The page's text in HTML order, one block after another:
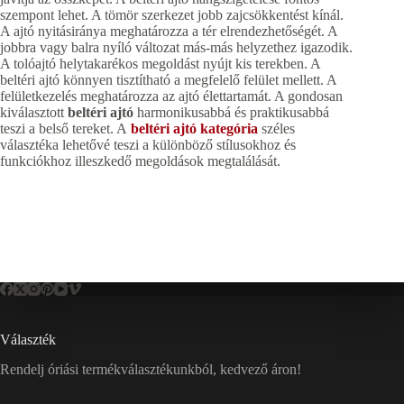
szempont lehet. A tömör szerkezet jobb zajcsökkentést kínál.
A ajtó nyitásiránya meghatározza a tér elrendezhetőségét. A
jobbra vagy balra nyíló változat más-más helyzethez igazodik.
A tolóajtó helytakarékos megoldást nyújt kis terekben. A
beltéri ajtó könnyen tisztítható a megfelelő felület mellett. A
felületkezelés meghatározza az ajtó élettartamát. A gondosan
kiválasztottbeltéri ajtó harmonikusabbá és praktikusabbá
teszi a belső tereket. A beltéri ajtó kategória széles
választéka lehetővé teszi a különböző stílusokhoz és
funkciókhoz illeszkedő megoldások megtalálását.
Választék
Rendelj óriási termékválasztékunkból, kedvező áron!